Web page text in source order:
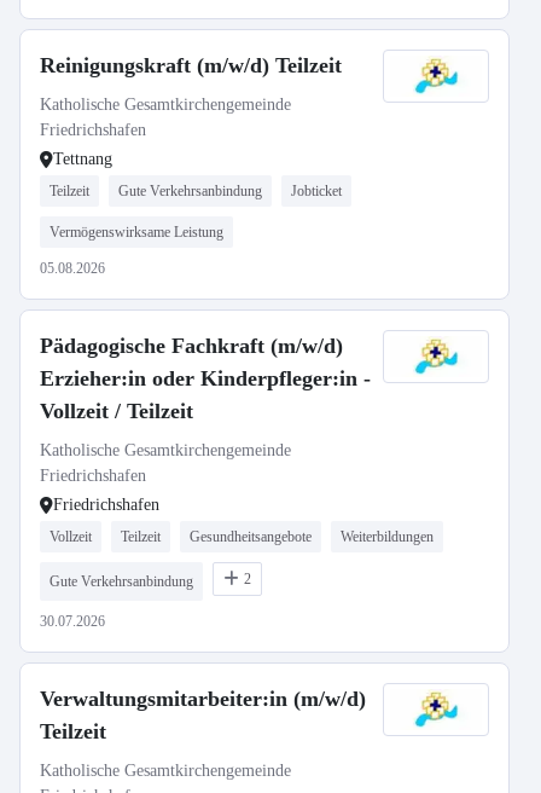
Reinigungskraft (m/w/d) Teilzeit
Katholische Gesamtkirchengemeinde
Friedrichshafen
Tettnang
Teilzeit Gute Verkehrsanbindung Jobticket
Vermögenswirksame Leistung
05.08.2026
Pädagogische Fachkraft (m/w/d)
Erzieher:in oder Kinderpfleger:in -
Vollzeit / Teilzeit
Katholische Gesamtkirchengemeinde
Friedrichshafen
Friedrichshafen
Vollzeit Teilzeit Gesundheitsangebote Weiterbildungen
Gute Verkehrsanbindung 2
30.07.2026
Verwaltungsmitarbeiter:in (m/w/d)
Teilzeit
Katholische Gesamtkirchengemeinde